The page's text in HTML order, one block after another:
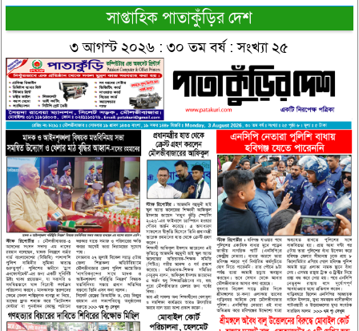
সাপ্তাহিক পাতাকুঁড়ির দেশ
৩ আগস্ট ২০২৬ : ৩০ তম বর্ষ : সংখ্যা ২৫